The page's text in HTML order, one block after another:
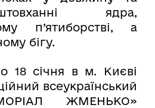
ядра,
п’ятиборстві, а
бігу.
18 січня в м. Києві
всеукраїнський
ЖМЕНЬКО»